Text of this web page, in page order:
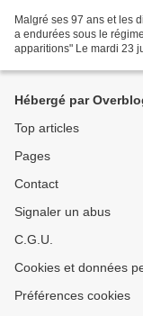
Malgré ses 97 ans et les
a endurées sous le
apparitions" Le mardi 23
Hébergé par
Top articles
Pages
Contact
Signaler un abus
C.G.U.
Cookies et données
Préférences cookies